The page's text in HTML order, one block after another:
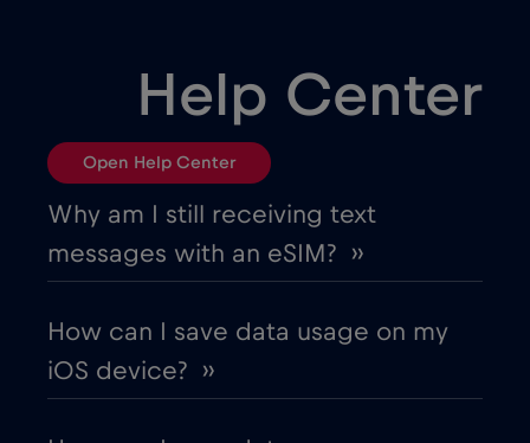
Help Center
Open Help Center
Why am I still receiving text
messages with an eSIM? ››
How can I save data usage on my
iOS device? ››